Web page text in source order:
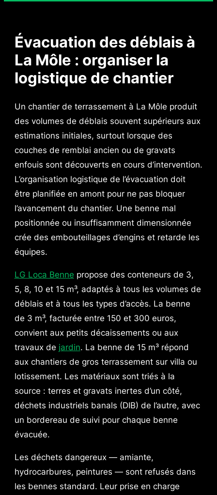
Évacuation des déblais à
La Môle : organiser la
logistique de chantier
Un chantier de terrassement à La Môle produit
des volumes de déblais souvent supérieurs aux
estimations initiales, surtout lorsque des
couches de remblai ancien ou de gravats
enfouis sont découverts en cours d’intervention.
L’organisation logistique de l’évacuation doit
être planifiée en amont pour ne pas bloquer
l’avancement du chantier. Une benne mal
positionnée ou insuffisamment dimensionnée
crée des embouteillages d’engins et retarde les
équipes.
LG Loca Benne propose des conteneurs de 3,
5, 8, 10 et 15 m³, adaptés à tous les volumes de
déblais et à tous les types d’accès. La benne
de 3 m³, facturée entre 150 et 300 euros,
convient aux petits décaissements ou aux
travaux de jardin. La benne de 15 m³ répond
aux chantiers de gros terrassement sur villa ou
lotissement. Les matériaux sont triés à la
source : terres et gravats inertes d’un côté,
déchets industriels banals (DIB) de l’autre, avec
un bordereau de suivi pour chaque benne
évacuée.
Les déchets dangereux — amiante,
hydrocarbures, peintures — sont refusés dans
les bennes standard. Leur prise en charge